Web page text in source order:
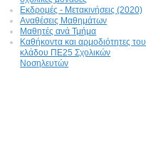
Εκδρομές - Μετακινήσεις (2020)
Αναθέσεις Μαθημάτων
Μαθητές ανά Τμήμα
Καθήκοντα και αρμοδιότητες του
κλάδου ΠΕ25 Σχολικών
Νοσηλευτών